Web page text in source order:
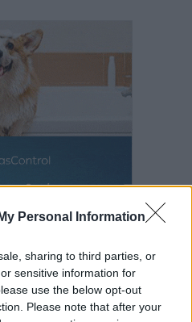
Personal Information
sharing to third parties, or
sensitive information for
use the below opt-out
Please note that after your